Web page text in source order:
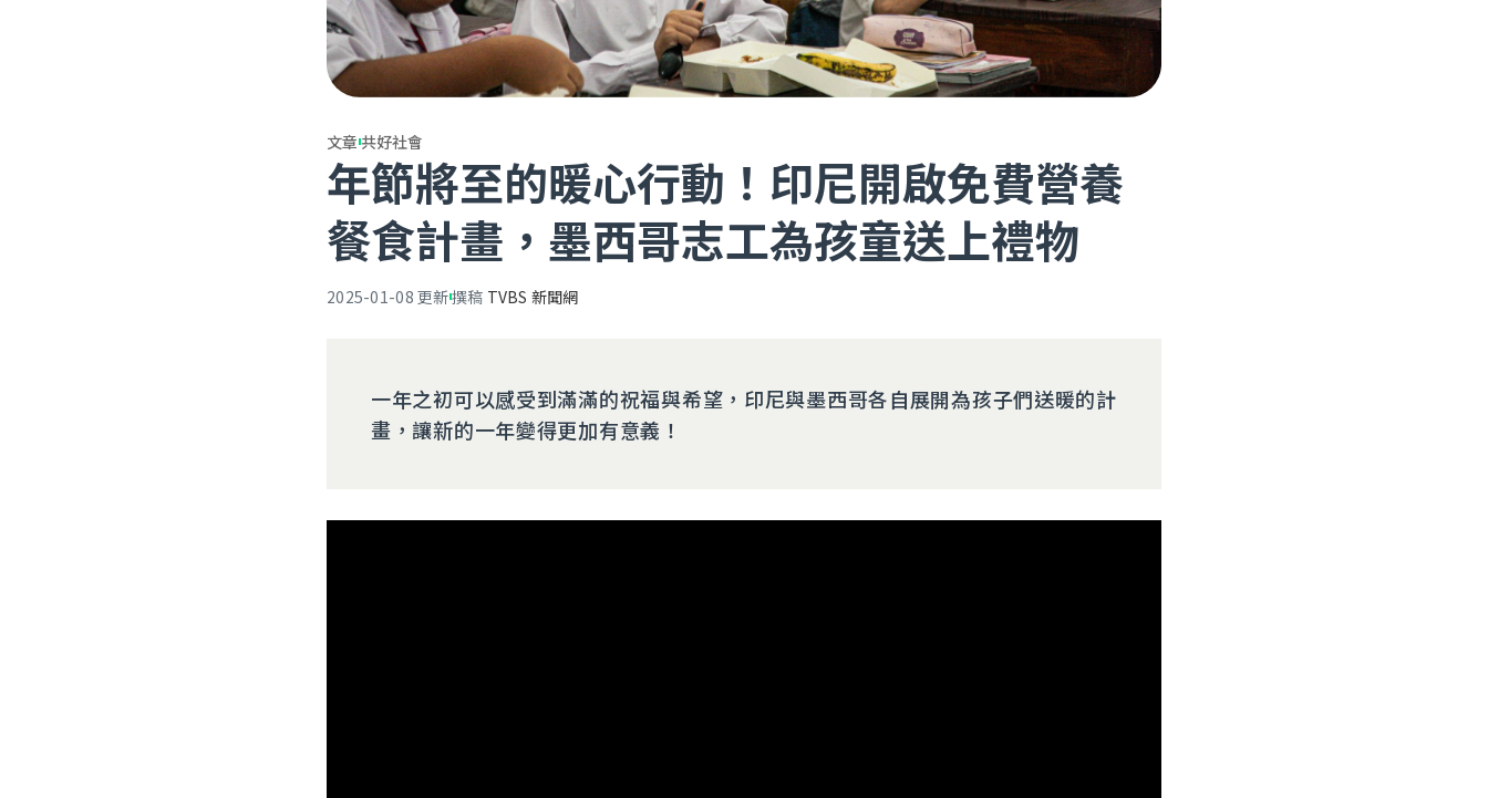
文章共好社會
年節將至的暖心行動！印尼開啟免費營養
餐食計畫，墨西哥志工為孩童送上禮物
2025-01-08 更新撰稿 TVBS 新聞網
一年之初可以感受到滿滿的祝福與希望，印尼與墨西哥各自展開為孩子們送暖的計
畫，讓新的一年變得更加有意義！